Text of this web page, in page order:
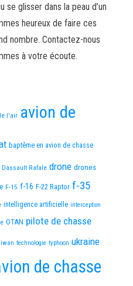
se glisser dans la peau d’un
heureux de faire ces
nombre. Contactez-nous
à votre écoute.
l'air avion de
baptême en avion de chasse
Dassault Rafale drone drones
F-15 f-16 F-22 Raptor f-35
intelligence artificielle interception
OTAN pilote de chasse
technologie typhoon ukraine
de chasse